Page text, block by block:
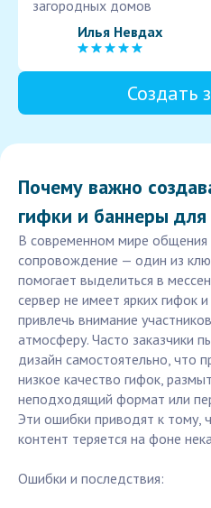
загородных домов
Илья Невдах
Создать
Почему важно
гифки и баннеры
В современном мире общения
сопровождение — один из
помогает выделиться в
сервер не имеет ярких гифок
привлечь внимание
атмосферу. Часто заказчики
дизайн самостоятельно, что
низкое качество гифок,
неподходящий формат или
Эти ошибки приводят к тому,
контент теряется на фоне
Ошибки и последствия: